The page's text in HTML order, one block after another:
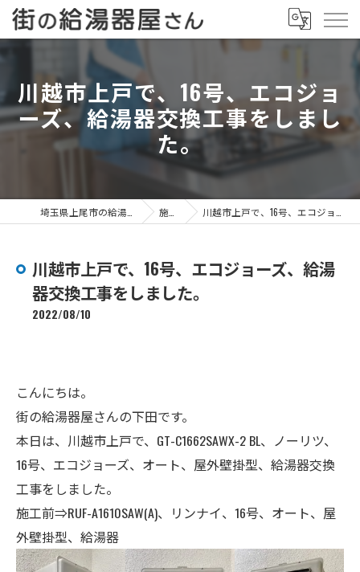
川越市上戸で、16号、エコジョ
ーズ、給湯器交換工事をしまし
た。
施工事例 川越市上戸で、16号、エコジョーズ、給湯器交換工事をしました。
川越市上戸で、16号、エコジョーズ、給湯
器交換工事をしました。
2022/08/10
こんにちは。
街の給湯器屋さんの下田です。
本日は、川越市上戸で、GT-C1662SAWX-2 BL、ノーリツ、
16号、エコジョーズ、オート、屋外壁掛型、給湯器交換
工事をしました。
施工前⇒RUF-A1610SAW(A)、リンナイ、16号、 オート、屋
外壁掛型、給湯器